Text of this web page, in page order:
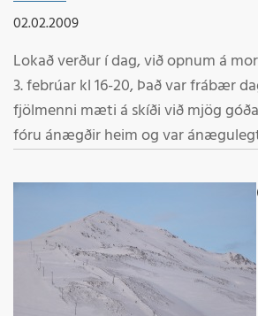
02.02.2009
Lokað verður í dag, við opnum á
3. febrúar kl 16-20, Það var frábær
fjölmenni mæti á skíði við mjög
fóru ánægðir heim og var
morgun 3. febrúar Starfsmenn